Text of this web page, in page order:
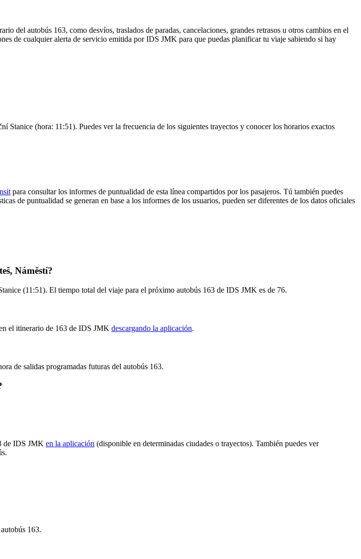
del autobús 163, como desvíos, traslados de paradas, cancelaciones, grandes retrasos u otros cambios en el
de cualquier alerta de servicio emitida por IDS JMK para que puedas planificar tu viaje sabiendo si hay
(hora: 11:51). Puedes ver la frecuencia de los siguientes trayectos y conocer los horarios exactos
para consultar los informes de puntualidad de esta línea compartidos por los pasajeros. Tú también puedes
de puntualidad se generan en base a los informes de los usuarios, pueden ser diferentes de los datos oficiales
Náměstí?
(11:51). El tiempo total del viaje para el próximo autobús 163 de IDS JMK es de 76.
el itinerario de 163 de IDS JMK descargando la aplicación.
de salidas programadas futuras del autobús 163.
de IDS JMK en la aplicación (disponible en determinadas ciudades o trayectos). También puedes ver
163.